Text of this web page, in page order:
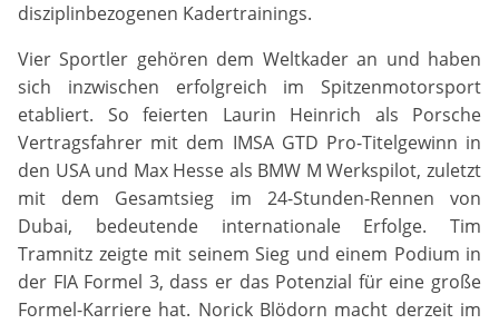
disziplinbezogenen Kadertrainings.
Vier Sportler gehören dem Weltkader an und haben
sich inzwischen erfolgreich im Spitzenmotorsport
etabliert. So feierten Laurin Heinrich als Porsche
Vertragsfahrer mit dem IMSA GTD Pro-Titelgewinn in
den USA und Max Hesse als BMW M Werkspilot, zuletzt
mit dem Gesamtsieg im 24-Stunden-Rennen von
Dubai, bedeutende internationale Erfolge. Tim
Tramnitz zeigte mit seinem Sieg und einem Podium in
der FIA Formel 3, dass er das Potenzial für eine große
Formel-Karriere hat. Norick Blödorn macht derzeit im
Name:
cookie_consent
Anbieter:
DMSB
Zweck:
Dieser Cookie speichert die gewählten Cookie-
Einstellungen.